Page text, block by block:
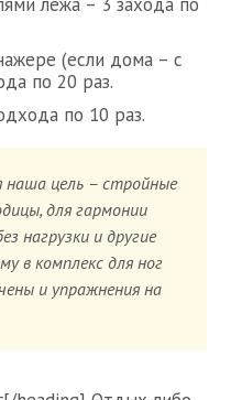
(если дома – с
по 20 раз.
по 10 раз.
цель – стройные
для гармонии
нагрузки и другие
в комплекс для ног
и упражнения на